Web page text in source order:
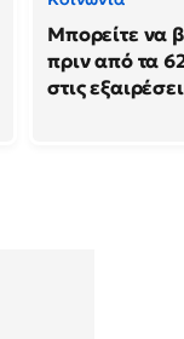
Μπορείτε να
πριν από τα
στις